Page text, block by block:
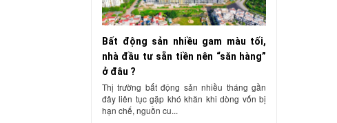
Bất động sản nhiều gam màu tối,
nhà đầu tư sẵn tiền nên “săn hàng”
ở đâu ?
Thị trường bất động sản nhiều tháng gần
đây liên tục gặp khó khăn khi dòng vốn bị
hạn chế, nguồn cu...